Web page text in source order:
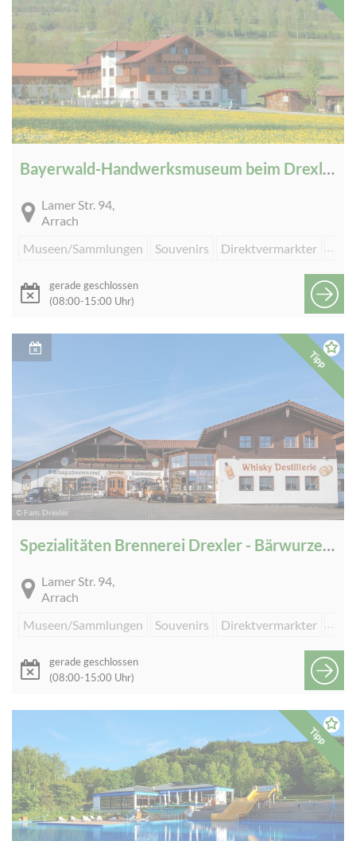
© tiarrach
Bayerwald-Handwerksmuseum beim Drexler-Hof
Lamer Str. 94,
Arrach
Museen/Sammlungen
Souvenirs Direktvermarkter
gerade geschlossen
(08:00-15:00 Uhr)
Tipp
© Fam. Drexler
Spezialitäten Brennerei Drexler - Bärwurzerei - Obstbrennerei - Whisky-Destillerie - Destillenmuseum
Lamer Str. 94,
Arrach
Museen/Sammlungen
Souvenirs Direktvermarkter
gerade geschlossen
(08:00-15:00 Uhr)
Tipp